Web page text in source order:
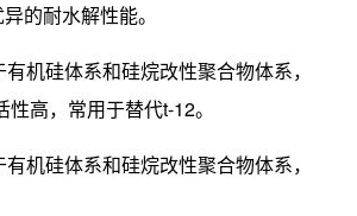
的耐水解性能。
机硅体系和硅烷改性聚合物体系，
高，常用于替代t-12。
机硅体系和硅烷改性聚合物体系，